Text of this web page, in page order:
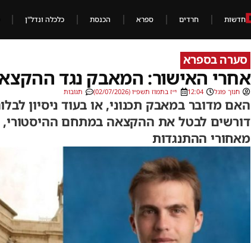
חדשות חרדים ספרא הכנסת כלכלה ונדל"ן
סערה בספרא
אחרי האישור: המאבק נגד
חנוך פוגל 12:04 י״ז בתמוז תשפ״ו (02/07/2026) תגובות
האם מדובר במאבק תכנוני, או בעוד ניסיון
דורשים לבטל את ההקצאה במתחם ההיסטורי,
מאחורי ההתנגדות